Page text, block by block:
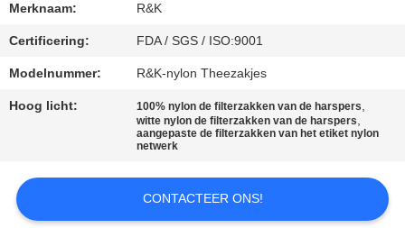
NIEUWS
VERZOEK
OM EEN
SITEMAP
Merknaam: R&K
Certificering: FDA / SGS / ISO:9001
Modelnummer: R&K-nylon Theezakjes
Hoog licht: 100% nylon de filterzakken van de harspers,
witte nylon de filterzakken van de harspers,
aangepaste de filterzakken van het etiket nylon
netwerk
CONTACTEER ONS!